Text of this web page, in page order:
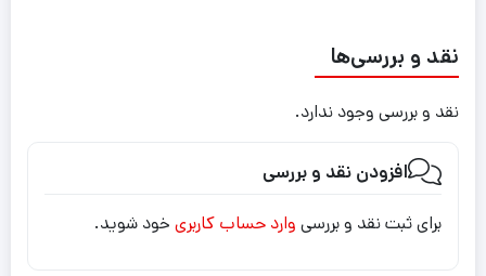
نقد و بررسی‌ها
نقد و بررسی وجود ندارد.
افزودن نقد و بررسی
برای ثبت نقد و بررسی وارد حساب کاربری خود شوید.